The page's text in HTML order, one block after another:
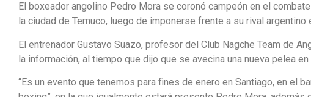
El boxeador angolino Pedro Mora se coronó campeón en el
la ciudad de Temuco, luego de imponerse frente a su rival
El entrenador Gustavo Suazo, profesor del Club Nagche Team de
la información, al tiempo que dijo que se avecina una nueva pelea
“Es un evento que tenemos para fines de enero en Santiago, en el